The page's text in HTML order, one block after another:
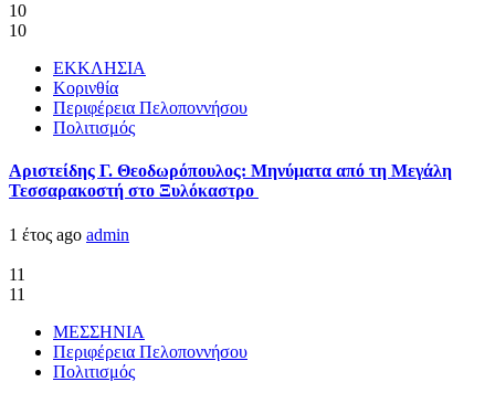
10
10
ΕΚΚΛΗΣΙΑ
Κορινθία
Περιφέρεια Πελοποννήσου
Πολιτισμός
Αριστείδης Γ. Θεοδωρόπουλος: Μηνύματα από τη Μεγάλη
Τεσσαρακοστή στο Ξυλόκαστρο
1 έτος ago admin
11
11
ΜΕΣΣΗΝΙΑ
Περιφέρεια Πελοποννήσου
Πολιτισμός